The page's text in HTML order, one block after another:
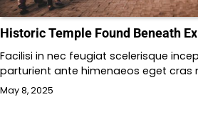
Historic Temple Found Beneath
Facilisi in nec feugiat scelerisque
parturient ante himenaeos eget cras
May 8, 2025